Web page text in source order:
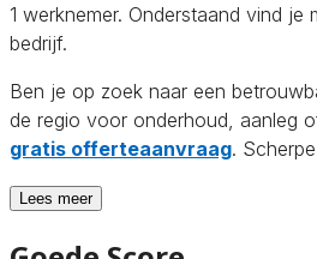
1 werknemer. Onderstaand vind je
bedrijf.
Ben je op zoek naar een
de regio voor onderhoud, aanleg
gratis offerteaanvraag.
Lees meer